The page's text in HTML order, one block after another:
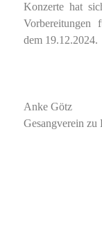
Konzerte hat
Vorbereitungen
dem 19.12.2024.
Anke Götz
Gesangverein zu